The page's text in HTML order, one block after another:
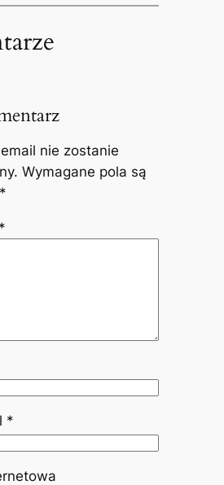
nie zostanie
Wymagane pola są
*
*
*